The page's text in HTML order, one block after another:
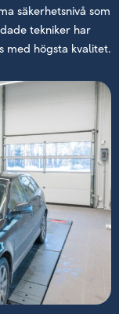
säkerhetsnivå som
tekniker har
med högsta kvalitet.